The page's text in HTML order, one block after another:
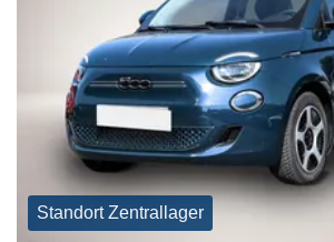
Standort Zentrallager